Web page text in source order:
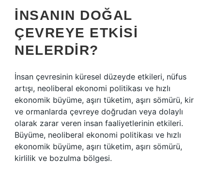
İNSANIN DOĞAL
ÇEVREYE ETKISI
NELERDIR?
İnsan çevresinin küresel düzeyde etkileri, nüfus
artışı, neoliberal ekonomi politikası ve hızlı
ekonomik büyüme, aşırı tüketim, aşırı sömürü, kir
ve ormanlarda çevreye doğrudan veya dolaylı
olarak zarar veren insan faaliyetlerinin etkileri.
Büyüme, neoliberal ekonomi politikası ve hızlı
ekonomik büyüme, aşırı tüketim, aşırı sömürü,
kirlilik ve bozulma bölgesi.